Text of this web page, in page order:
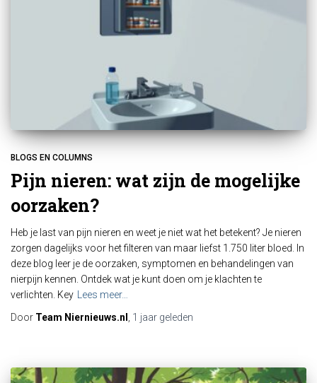
BLOGS EN COLUMNS
Pijn nieren: wat zijn de mogelijke
oorzaken?
Heb je last van pijn nieren en weet je niet wat het betekent? Je nieren
zorgen dagelijks voor het filteren van maar liefst 1.750 liter bloed. In
deze blog leer je de oorzaken, symptomen en behandelingen van
nierpijn kennen. Ontdek wat je kunt doen om je klachten te
verlichten. Key
Lees meer…
Door Team Niernieuws.nl 1 jaar geleden